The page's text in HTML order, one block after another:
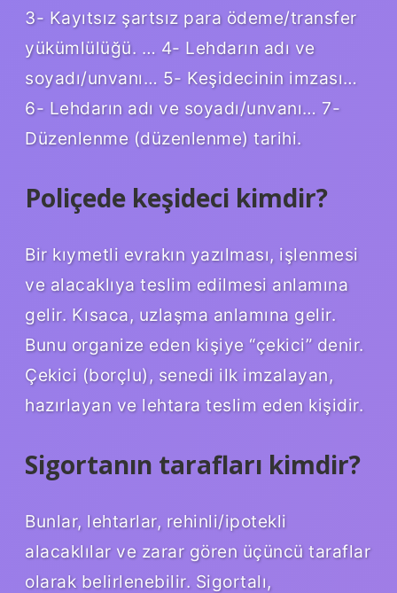
3- Kayıtsız şartsız para ödeme/transfer
yükümlülüğü. … 4- Lehdarın adı ve
soyadı/unvanı… 5- Keşidecinin imzası…
6- Lehdarın adı ve soyadı/unvanı… 7-
Düzenlenme (düzenlenme) tarihi.
Poliçede keşideci kimdir?
Bir kıymetli evrakın yazılması, işlenmesi
ve alacaklıya teslim edilmesi anlamına
gelir. Kısaca, uzlaşma anlamına gelir.
Bunu organize eden kişiye “çekici” denir.
Çekici (borçlu), senedi ilk imzalayan,
hazırlayan ve lehtara teslim eden kişidir.
Sigortanın tarafları kimdir?
Bunlar, lehtarlar, rehinli/ipotekli
alacaklılar ve zarar gören üçüncü taraflar
olarak belirlenebilir. Sigortalı,